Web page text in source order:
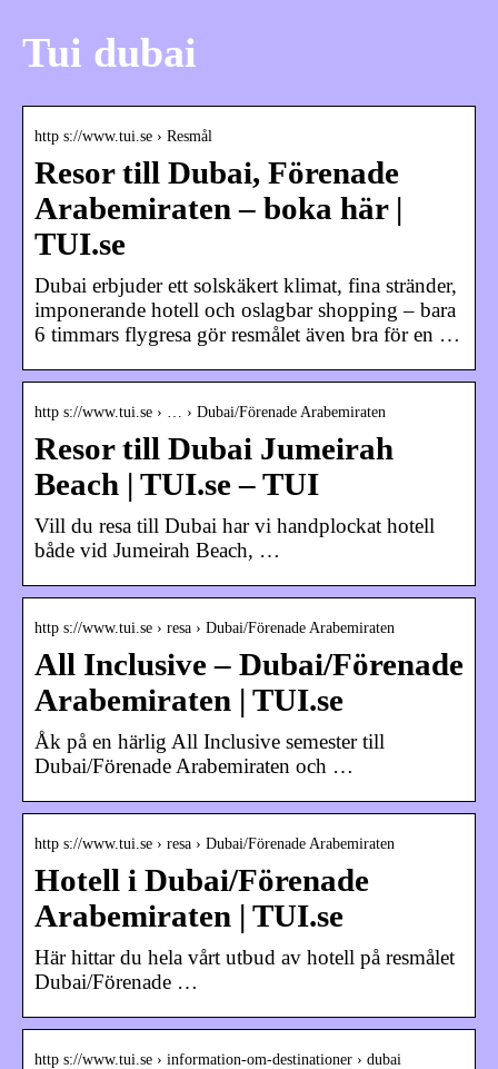
Tui dubai
http s://www.tui.se › Resmål
Resor till Dubai, Förenade
Arabemiraten – boka här |
TUI.se
Dubai erbjuder ett solskäkert klimat, fina stränder,
imponerande hotell och oslagbar shopping – bara
6 timmars flygresa gör resmålet även bra för en …
http s://www.tui.se › … › Dubai/Förenade Arabemiraten
Resor till Dubai Jumeirah
Beach | TUI.se – TUI
Vill du resa till Dubai har vi handplockat hotell
både vid Jumeirah Beach, …
http s://www.tui.se › resa › Dubai/Förenade Arabemiraten
All Inclusive – Dubai/Förenade
Arabemiraten | TUI.se
Åk på en härlig All Inclusive semester till
Dubai/Förenade Arabemiraten och …
http s://www.tui.se › resa › Dubai/Förenade Arabemiraten
Hotell i Dubai/Förenade
Arabemiraten | TUI.se
Här hittar du hela vårt utbud av hotell på resmålet
Dubai/Förenade …
http s://www.tui.se › information-om-destinationer › dubai